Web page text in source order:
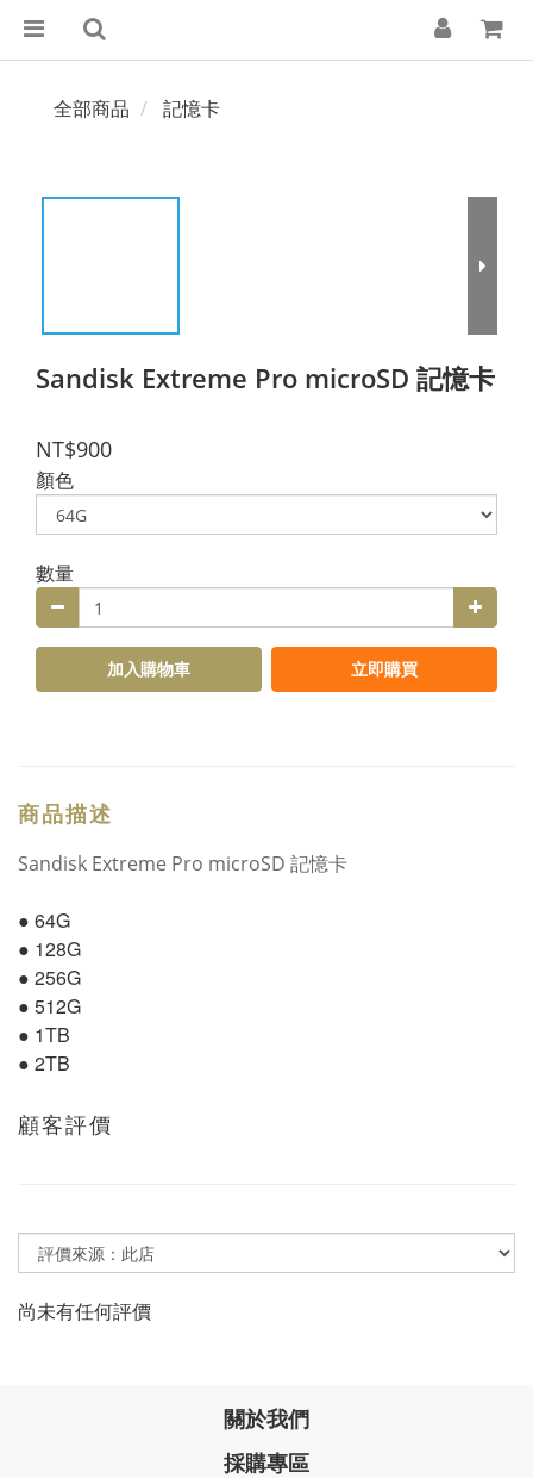
全部商品 記憶卡
Sandisk Extreme Pro microSD 記憶卡
NT$900
顏色
數量
加入購物車 立即購買
商品描述
Sandisk Extreme Pro microSD 記憶卡
● 64G
● 128G
● 256G
● 512G
● 1TB
● 2TB
顧客評價
尚未有任何評價
關於我們
採購專區